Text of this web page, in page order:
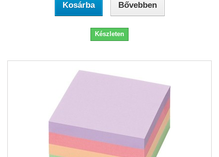
Kosárba Bővebben
Készleten